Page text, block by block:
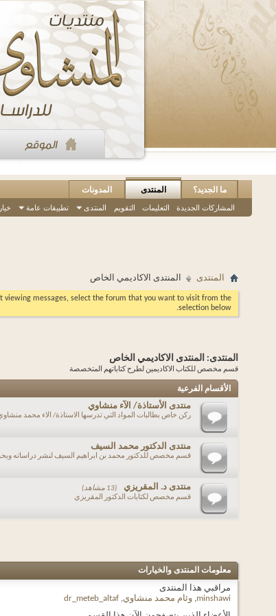
ما الجديد؟ المنتدى
المشاركات الجديدة التعليمات التقويم المنتدى تطبيقات عامة
المدونات
المنتدى المنتدى الاكاديمي الخاص
viewing messages, select the forum that you want to visit from the
selection below.
المنتدى: المنتدى الاكاديمي الخاص
قسم مخصص للكتاب الاكاديمين لطرح كتاباتهم المتخصصة
الأقسام الفرعية
منتدى الأستاذة/ الآء منشاوي
ركن خاص بطالبات المواد التي تدرسها الاستاذة/ الاء محمد
منتدى الدكتور محمد السيف
قسم مخصص للدكتور محمد بن ابراهيم السيف لنشر دراساته
منتدى د. المقريزي
(13 مشاهد)
قسم مخصص لكتابات الدكتور المقريزي
معلومات المنتدى والخيارات
مراقبي هذا المنتدى
minshawi
, وئام محمد منشاوي,
dr_meteb_altaf